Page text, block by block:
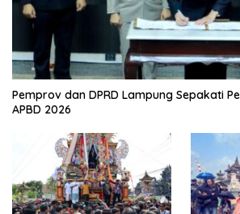
Pemprov dan DPRD Lampung Sepakati
APBD 2026